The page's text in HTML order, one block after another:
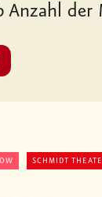
Anzahl der
SCHMIDT